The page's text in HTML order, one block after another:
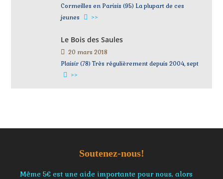
Cormeilles en Parisis (95) La plupart de ces
jeunes
>>
Le Bois des Saules
20 mars 2018
Plaisir (78) Très régulièrement depuis 2004, sept
>>
Soutenez-nous!
Même 5€ est une aide importante pour nous, alors